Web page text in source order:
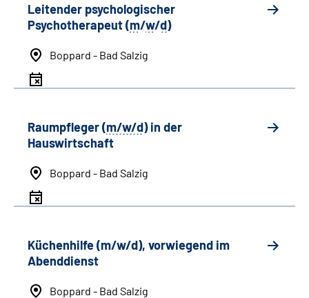
Leitender psychologischer
Psychotherapeut (m/w/d)
Boppard - Bad Salzig
Raumpfleger (m/w/d) in der
Hauswirtschaft
Boppard - Bad Salzig
Küchenhilfe (m/w/d), vorwiegend im
Abenddienst
Boppard - Bad Salzig